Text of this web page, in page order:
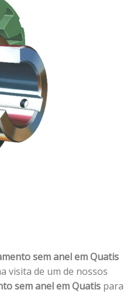
sem anel em Quatis
visita de um de nossos
sem anel em Quatis para